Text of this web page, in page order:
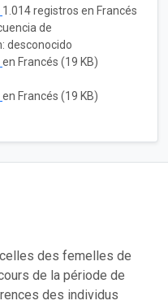
1.014 registros en Francés
de
desconocido
en Francés (19 KB)
en Francés (19 KB)
des femelles de
de la période de
des individus